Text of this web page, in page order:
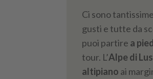
Ci sono
gusti e tutte da
puoi partire a
tour. L’Alpe di
altipiano ai